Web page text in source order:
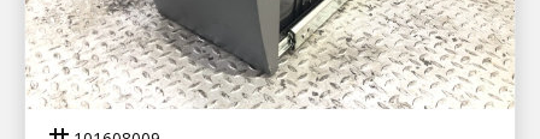
101608009
OPBERGBAK DAF / 1929330